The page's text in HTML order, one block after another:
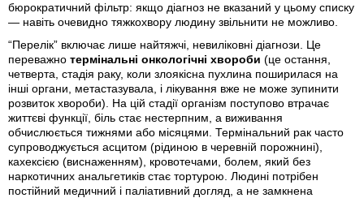
бюрократичний фільтр: якщо діагноз не вказаний у цьому списку
— навіть очевидно тяжкохвору людину звільнити не можливо.
“Перелік” включає лише найтяжчі, невиліковні діагнози. Це
переважно термінальні онкологічні хвороби (це остання,
четверта, стадія раку, коли злоякісна пухлина поширилася на
інші органи, метастазувала, і лікування вже не може зупинити
розвиток хвороби). На цій стадії організм поступово втрачає
життєві функції, біль стає нестерпним, а виживання
обчислюється тижнями або місяцями. Термінальний рак часто
супроводжується асцитом (рідиною в черевній порожнині),
кахексією (виснаженням), кровотечами, болем, який без
наркотичних анальгетиків стає тортурою. Людині потрібен
постійний медичний і паліативний догляд, а не замкнена